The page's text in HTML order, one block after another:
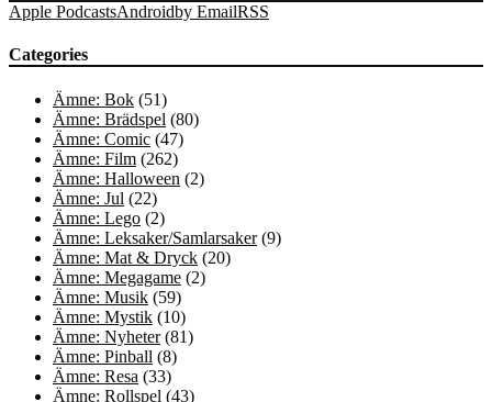
Apple PodcastsAndroidby EmailRSS
Categories
Ämne: Bok (51)
Ämne: Brädspel (80)
Ämne: Comic (47)
Ämne: Film (262)
Ämne: Halloween (2)
Ämne: Jul (22)
Ämne: Lego (2)
Ämne: Leksaker/Samlarsaker(9)
Ämne: Mat & Dryck (20)
Ämne: Megagame (2)
Ämne: Musik (59)
Ämne: Mystik (10)
Ämne: Nyheter(81)
Ämne: Pinball (8)
Ämne: Resa (33)
Ämne: Rollspel (43)